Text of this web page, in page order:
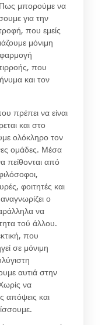
μπορούμε να
για την
που εμείς
μόνιμη
που
και τον
πρέπει να είναι
και στο
ολόκληρο τον
ομάδες. Μέσα
πείθονται από
φοιτητές και
ο
να
τού άλλου.
που
σε μόνιμη
αυτιά στην
να
απόψεις και